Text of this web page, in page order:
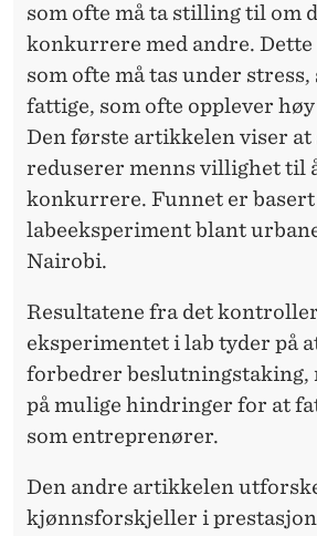
som ofte må ta stilling til om
konkurrere med andre.
som ofte må tas under
fattige, som ofte opplever høy
Den første artikkelen viser at
reduserer menns villighet til
konkurrere. Funnet er basert
labeeksperiment blant
Nairobi.
Resultatene fra det
eksperimentet i lab tyder på
forbedrer beslutningstaking,
på mulige hindringer for at
som entreprenører.
Den andre artikkelen
kjønnsforskjeller i